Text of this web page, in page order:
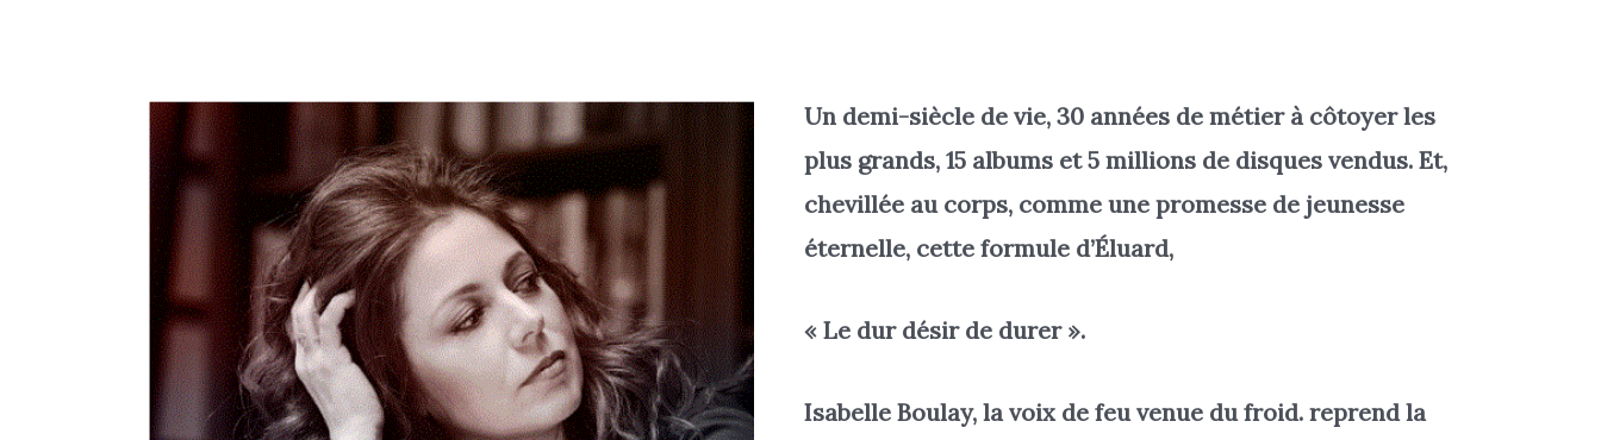
Un demi-siècle de vie, 30 années de métier à côtoyer les
plus grands, 15 albums et 5 millions de disques vendus. Et,
chevillée au corps, comme une promesse de jeunesse
éternelle, cette formule d’Éluard,
« Le dur désir de durer ».
Isabelle Boulay, la voix de feu venue du froid. reprend la